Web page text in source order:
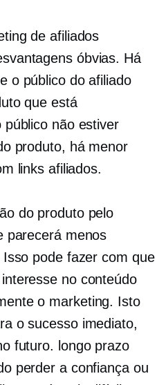
de afiliados
óbvias. Há
o público do afiliado
que está
não estiver
produto, há menor
links afiliados.
do produto pelo
parecerá menos
pode fazer com que
no conteúdo
o marketing. Isto
o sucesso imediato,
futuro. longo prazo
perder a confiança ou